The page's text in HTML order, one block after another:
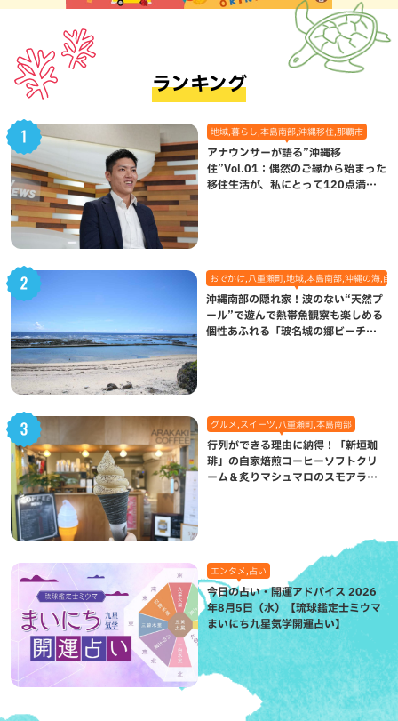
ランキング
地域,暮らし,本島南部,沖縄移住,那覇市
アナウンサーが語る”沖縄移
住”Vol.01：偶然のご縁から始まった
移住生活が、私にとって120点満点
おでかけ,八重瀬町,地域,本島南部,沖縄の海,自
沖縄南部の隠れ家！波のない“天然プ
ール”で遊んで熱帯魚観察も楽しめる
個性あふれる「玻名城の郷ビーチ」
グルメ,スイーツ,八重瀬町,本島南部
行列ができる理由に納得！「新垣珈
琲」の自家焙煎コーヒーソフトクリ
ーム＆炙りマシュマロのスモアラテ
エンタメ,占い
今日の占い・開運アドバイス 2026
年8月5日（水）【琉球鑑定士ミウマ
まいにち九星気学開運占い】